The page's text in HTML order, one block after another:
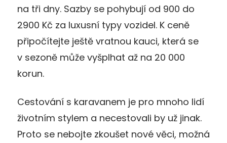
na tři dny. Sazby se pohybují od 900 do
2900 Kč za luxusní typy vozidel. K ceně
připočítejte ještě vratnou kauci, která se
v sezoně může vyšplhat až na 20 000
korun.
Cestování s karavanem je pro mnoho lidí
životním stylem a necestovali by už jinak.
Proto se nebojte zkoušet nové věci, možná